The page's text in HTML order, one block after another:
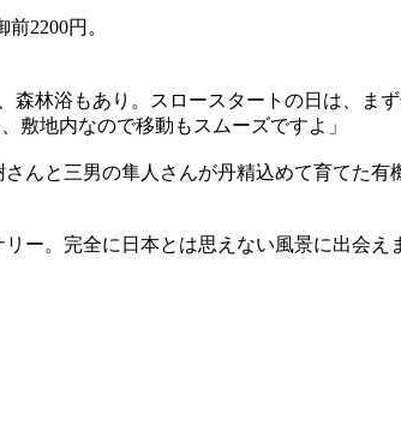
2200円。
林浴もあり。スロースタートの日は、ま
敷地内なので移動もスムーズですよ」
んと三男の隼人さんが丹精込めて育てた有
ー。完全に日本とは思えない風景に出会え